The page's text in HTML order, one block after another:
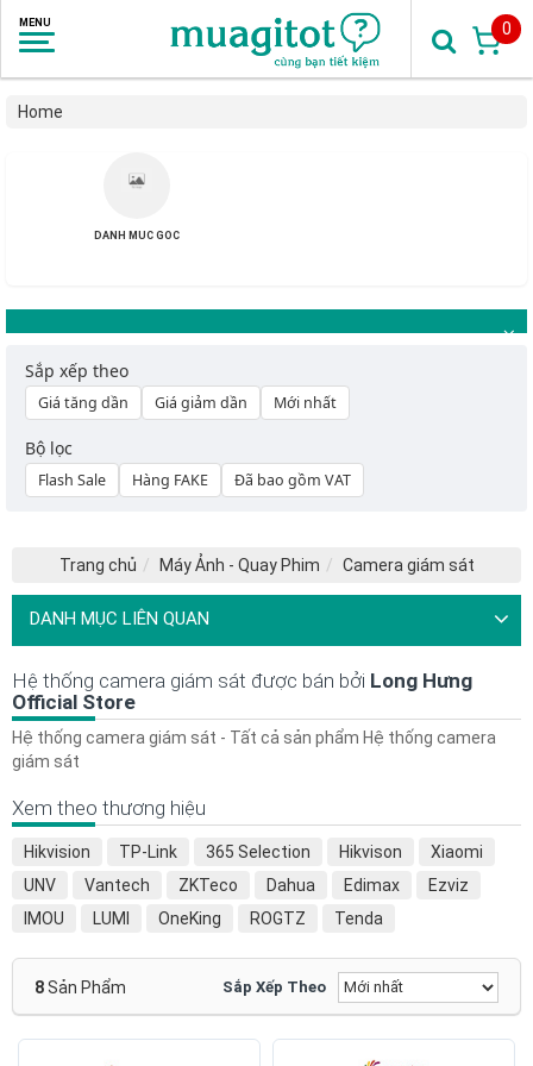
0
Home
DANH MUC GOC
Sắp xếp theo
Giá tăng dần Giá giảm dần Mới nhất
Bộ lọc
Flash Sale Hàng FAKE Đã bao gồm VAT
Trang chủ Máy Ảnh - Quay Phim Camera giám sát
DANH MỤC LIÊN QUAN
Hệ thống camera giám sát được bán bởi Long Hưng
Official Store
Hệ thống camera giám sát - Tất cả sản phẩm Hệ thống camera
giám sát
Xem theo thương hiệu
Hikvision TP-Link 365 Selection Hikvison
Xiaomi
UNV
Vantech ZKTeco Dahua Edimax
Ezviz
IMOU
LUMI OneKing ROGTZ Tenda
8Sản Phẩm Sắp Xếp Theo